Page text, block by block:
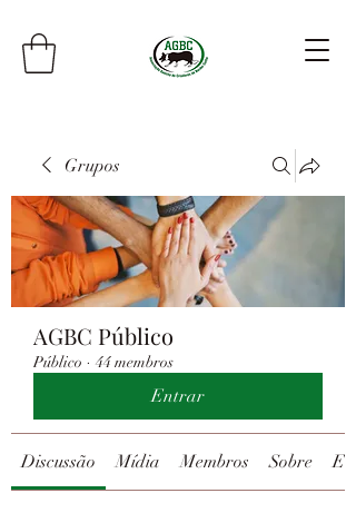
Grupos
AGBC Público
Público · 44 membros
Entrar
Discussão Mídia Membros Sobre